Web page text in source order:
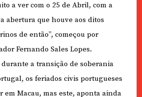
a ver com o 25 de Abril, com a
abertura que houve aos ditos
de então”, começou por
Fernando Sales Lopes.
durante a transição de soberania
os feriados civis portugueses
em Macau, mas este, aponta ainda